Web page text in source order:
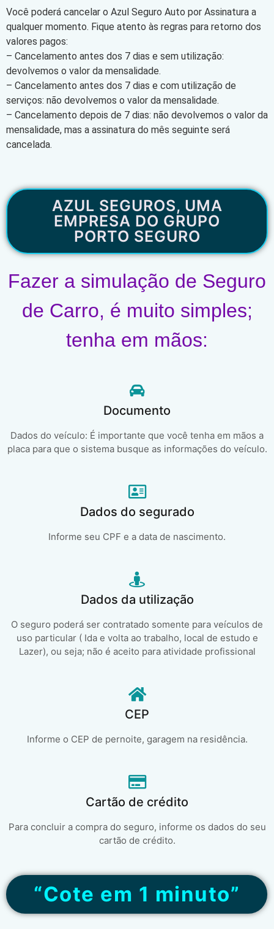
Você poderá cancelar o Azul Seguro Auto por Assinatura a
qualquer momento. Fique atento às regras para retorno dos
valores pagos:
– Cancelamento antes dos 7 dias e sem utilização:
devolvemos o valor da mensalidade.
– Cancelamento antes dos 7 dias e com utilização de
serviços: não devolvemos o valor da mensalidade.
– Cancelamento depois de 7 dias: não devolvemos o valor da
mensalidade, mas a assinatura do mês seguinte será
cancelada.
AZUL SEGUROS, UMA
EMPRESA DO GRUPO
PORTO SEGURO
Fazer a simulação de Seguro
de Carro, é muito simples;
tenha em mãos:
Documento
Dados do veículo: É importante que você tenha em mãos a
placa para que o sistema busque as informações do veículo.
Dados do segurado
Informe seu CPF e a data de nascimento.
Dados da utilização
O seguro poderá ser contratado somente para veículos de
uso particular ( Ida e volta ao trabalho, local de estudo e
Lazer), ou seja; não é aceito para atividade profissional
CEP
Informe o CEP de pernoite, garagem na residência.
Cartão de crédito
Para concluir a compra do seguro, informe os dados do seu
cartão de crédito.
“Cote em 1 minuto”